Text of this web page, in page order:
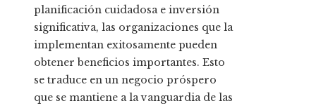
planificación cuidadosa e inversión
significativa, las organizaciones que la
implementan exitosamente pueden
obtener beneficios importantes. Esto
se traduce en un negocio próspero
que se mantiene a la vanguardia de las